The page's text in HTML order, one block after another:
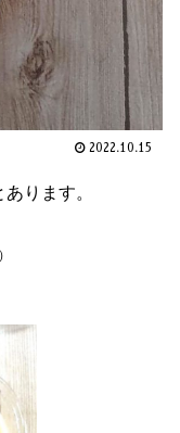
2022.10.15
ります。